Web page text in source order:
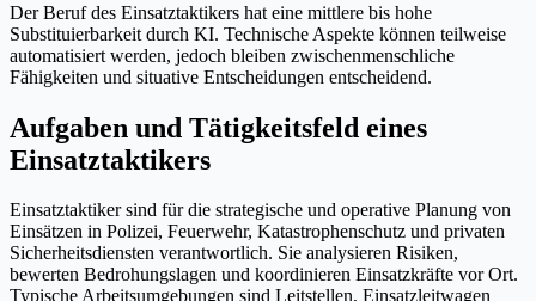
Der Beruf des Einsatztaktikers hat eine mittlere bis hohe
Substituierbarkeit durch KI. Technische Aspekte können teilweise
automatisiert werden, jedoch bleiben zwischenmenschliche
Fähigkeiten und situative Entscheidungen entscheidend.
Aufgaben und Tätigkeitsfeld eines
Einsatztaktikers
Einsatztaktiker sind für die strategische und operative Planung von
Einsätzen in Polizei, Feuerwehr, Katastrophenschutz und privaten
Sicherheitsdiensten verantwortlich. Sie analysieren Risiken,
bewerten Bedrohungslagen und koordinieren Einsatzkräfte vor Ort.
Typische Arbeitsumgebungen sind Leitstellen, Einsatzleitwagen